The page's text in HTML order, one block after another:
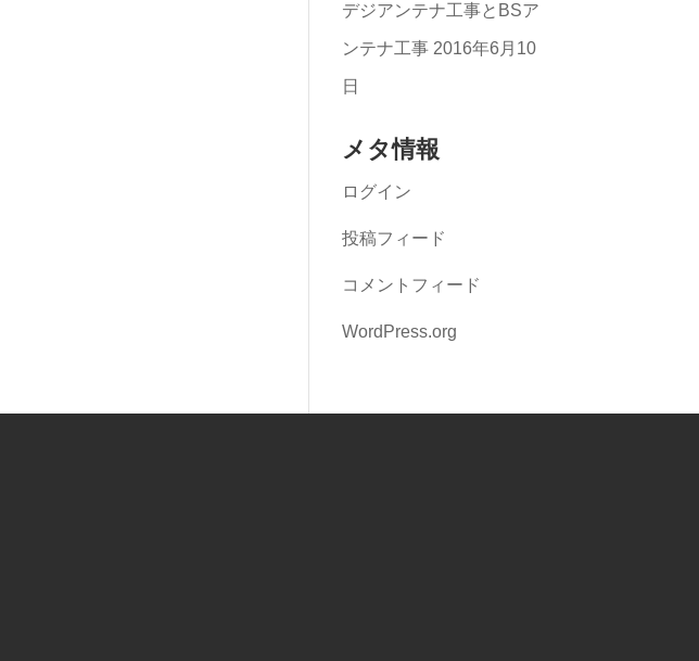
デジアンテナ工事とBSア
ンテナ工事 2016年6月10
日
メタ情報
ログイン
投稿フィード
コメントフィード
WordPress.org